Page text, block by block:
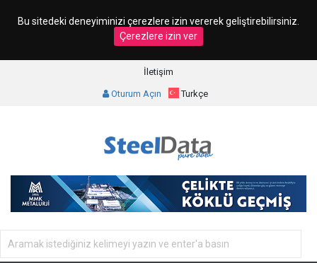
Bu sitedeki deneyiminizi çerezlere izin vererek geliştirebilirsiniz.
Çerezlere izin ver
İletişim
Oturum Açın Turkçe